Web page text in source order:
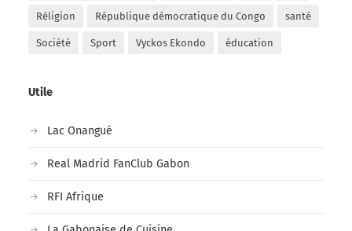
Réligion République démocratique du Congo santé
Société Sport Vyckos Ekondo éducation
Utile
Lac Onangué
Real Madrid FanClub Gabon
RFI Afrique